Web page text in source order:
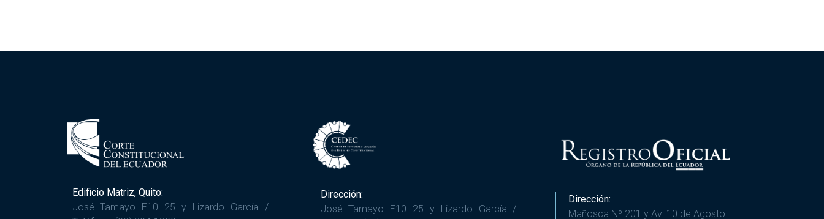
Edificio Matriz, Quito:
José Tamayo E10 25 y Lizardo García /
Dirección:
José Tamayo E10 25 y Lizardo García /
Dirección:
Mañosca Nº 201 y Av. 10 de Agosto